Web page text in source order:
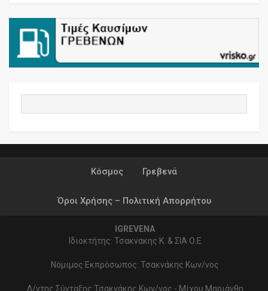
Κόσμος Γρεβενά
Όροι Χρήσης – Πολιτική Απορρήτου
IGREVENA
Ιδιοκτήτης: Τσακνακης Κ. & ΣΙΑ Ο.Ε
Νόμιμος Εκπρόσωπος: Τσακνάκης Κων/νος
Δ/ντης Σύνταξης:Τσακνάκης Κων/νος - Μίχου Μαριάνθη